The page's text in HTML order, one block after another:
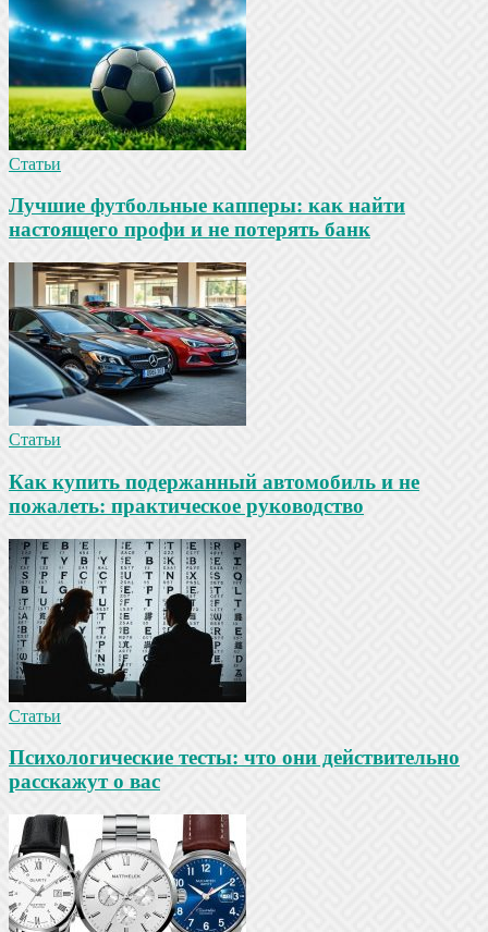
Статьи
Лучшие футбольные капперы: как найти
настоящего профи и не потерять банк
Статьи
Как купить подержанный автомобиль и не
пожалеть: практическое руководство
Статьи
Психологические тесты: что они действительно
расскажут о вас